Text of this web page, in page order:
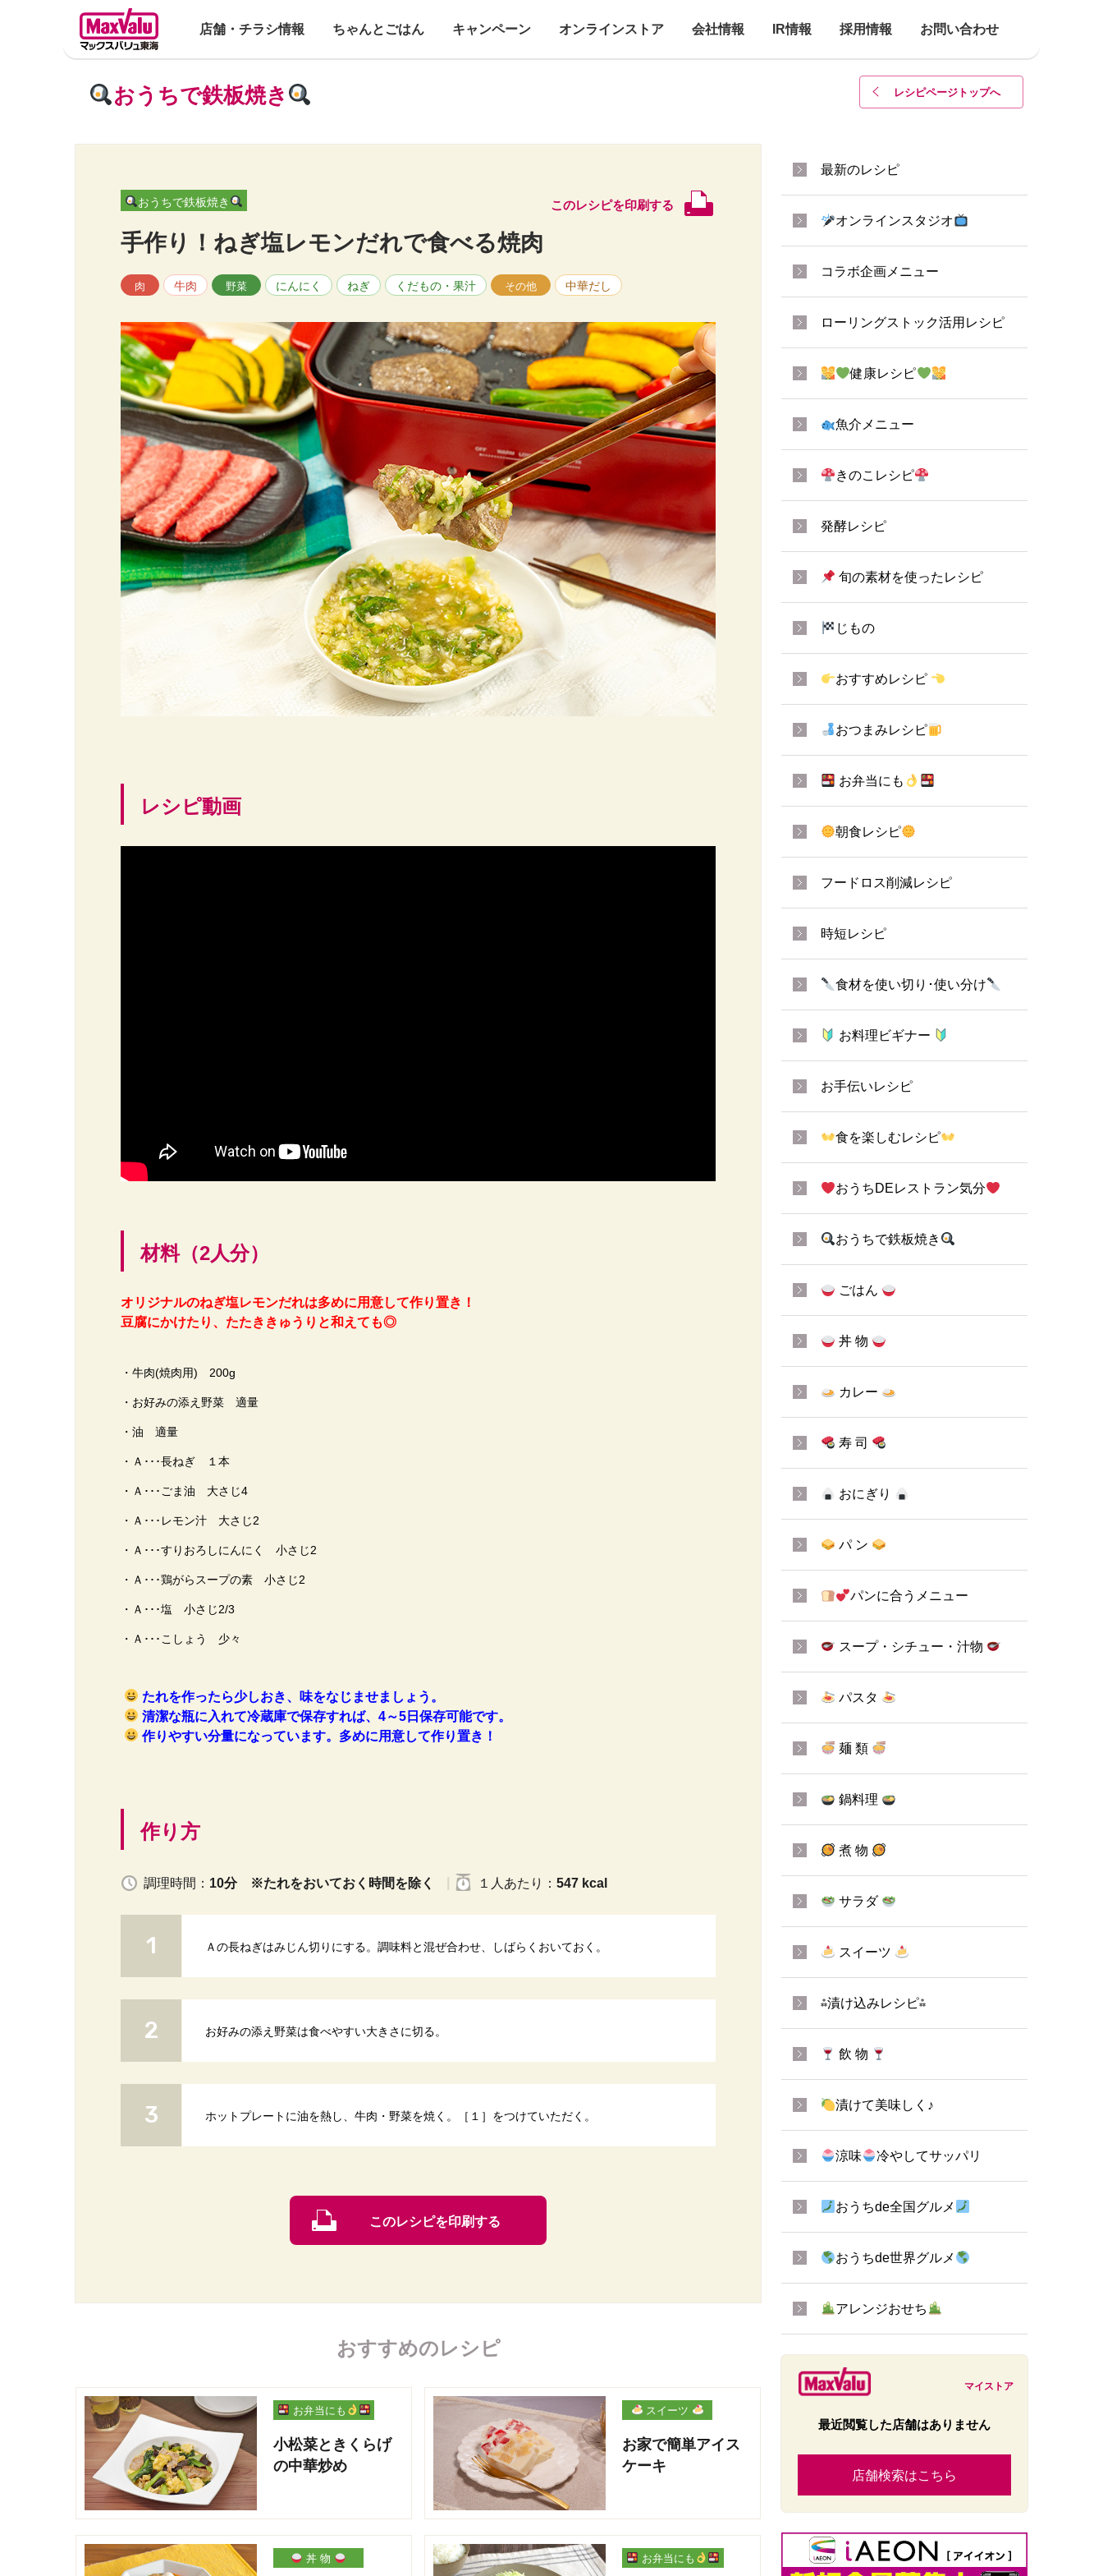
店舗・チラシ情報 ちゃんとごはん キャンペーン オンラインストア 会社情報 IR情報 採用情報 お問い合わせ
レシピページトップへ
おうちで鉄板焼き
おうちで鉄板焼き このレシピを印刷する
手作り！ねぎ塩レモンだれで食べる焼肉
肉 牛肉 野菜 にんにく ねぎ くだもの・果汁 その他 中華だし
レシピ動画
材料（2人分）
オリジナルのねぎ塩レモンだれは多めに用意して作り置き！
豆腐にかけたり、たたききゅうりと和えても◎
・牛肉(焼肉用) 200g
・お好みの添え野菜 適量
・油 適量
・Ａ･･･長ねぎ １本
・Ａ･･･ごま油 大さじ4
・Ａ･･･レモン汁 大さじ2
・Ａ･･･すりおろしにんにく 小さじ2
・Ａ･･･鶏がらスープの素 小さじ2
・Ａ･･･塩 小さじ2/3
・Ａ･･･こしょう 少々
たれを作ったら少しおき、味をなじませましょう。
清潔な瓶に入れて冷蔵庫で保存すれば、4～5日保存可能です。
作りやすい分量になっています。多めに用意して作り置き！
作り方
調理時間： 10分 ※たれをおいておく時間を除く １人 あたり ： 547 kcal
Ａの長ねぎはみじん切りにする。調味料と混ぜ合わせ、しばらくおいておく。
お好みの添え野菜は食べやすい大きさに切る。
ホットプレートに油を熱し、牛肉・野菜を焼く。［１］をつけていただく。
このレシピを印刷する
おすすめのレシピ
お弁当にも
小松菜ときくらげ
の中華炒め
スイーツ
お家で簡単アイス
ケーキ
丼 物 お弁当にも
最新のレシピ
オンラインスタジオ
コラボ企画メニュー
ローリングストック活用レシピ
健康レシピ
魚介メニュー
きのこレシピ
発酵レシピ
旬の素材を使ったレシピ
じもの
おすすめレシピ
おつまみレシピ
お弁当にも
朝食レシピ
フードロス削減レシピ
時短レシピ
食材を使い切り･使い分け
お料理ビギナー
お手伝いレシピ
食を楽しむレシピ
おうちDEレストラン気分
おうちで鉄板焼き
ごはん
丼 物
カレー
寿 司
おにぎり
パ ン
パンに合うメニュー
スープ・シチュー・汁物
パスタ
麺 類
鍋料理
煮 物
サラダ
スイーツ
⁂漬け込みレシピ⁂
飲 物
漬けて美味しく♪
涼味 冷やしてサッパリ
おうちde全国グルメ
おうちde世界グルメ
アレンジおせち
マイストア
最近閲覧した店舗はありません
店舗検索はこちら